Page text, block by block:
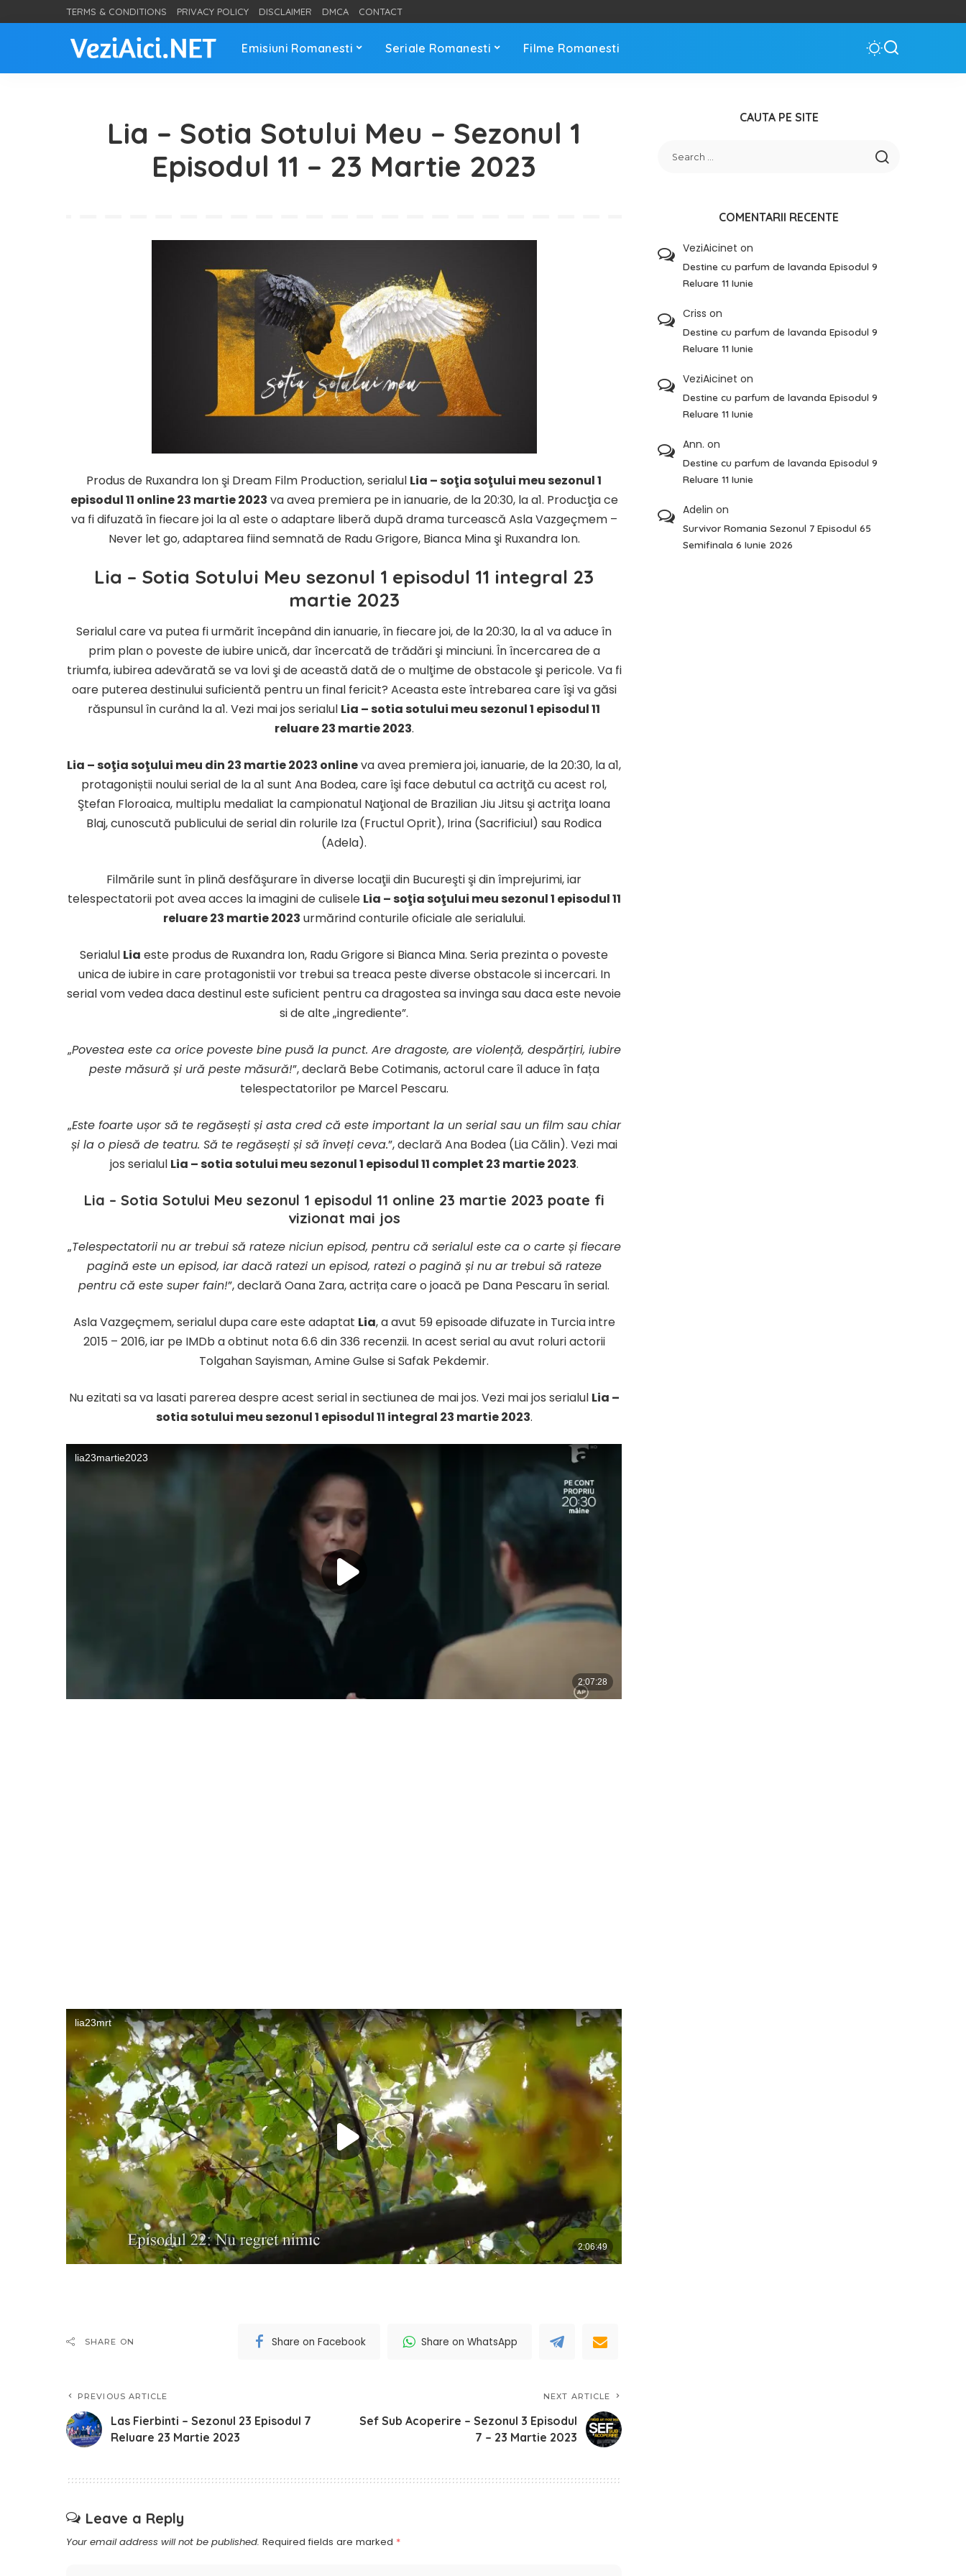
TERMS & CONDITIONS PRIVACY POLICY DISCLAIMER DMCA CONTACT
Emisiuni Romanesti Seriale Romanesti Filme Romanesti
Lia – Sotia Sotului Meu – Sezonul 1
Episodul 11 – 23 Martie 2023
Produs de Ruxandra Ion şi Dream Film Production, serialul Lia – soţia soţului meu sezonul 1
episodul 11 online 23 martie 2023 va avea premiera pe in ianuarie, de la 20:30, la a1. Producţia ce
va fi difuzată în fiecare joi la a1 este o adaptare liberă după drama turcească Asla Vazgeçmem –
Never let go, adaptarea fiind semnată de Radu Grigore, Bianca Mina şi Ruxandra Ion.
Lia – Sotia Sotului Meu sezonul 1 episodul 11 integral 23
martie 2023
Serialul care va putea fi urmărit începând din ianuarie, în fiecare joi, de la 20:30, la a1 va aduce în
prim plan o poveste de iubire unică, dar încercată de trădări şi minciuni. În încercarea de a
triumfa, iubirea adevărată se va lovi şi de această dată de o mulţime de obstacole şi pericole. Va fi
oare puterea destinului suficientă pentru un final fericit? Aceasta este întrebarea care îşi va găsi
răspunsul în curând la a1. Vezi mai jos serialul Lia – sotia sotului meu sezonul 1 episodul 11
reluare 23 martie 2023.
Lia – soţia soţului meu din 23 martie 2023 onlineva avea premiera joi, ianuarie, de la 20:30, la a1,
protagoniștii noului serial de la a1 sunt Ana Bodea, care îşi face debutul ca actriţă cu acest rol,
Ştefan Floroaica, multiplu medaliat la campionatul Naţional de Brazilian Jiu Jitsu şi actriţa Ioana
Blaj, cunoscută publicului de serial din rolurile Iza (Fructul Oprit), Irina (Sacrificiul) sau Rodica
(Adela).
Filmările sunt în plină desfăşurare în diverse locaţii din Bucureşti şi din împrejurimi, iar
telespectatorii pot avea acces la imagini de culisele Lia –soţia soţului meusezonul 1 episodul 11
reluare 23 martie 2023 urmărind conturile oficiale ale serialului.
Serialul Lia este produs de Ruxandra Ion, Radu Grigore si Bianca Mina. Seria prezinta o poveste
unica de iubire in care protagonistii vor trebui sa treaca peste diverse obstacole si incercari. In
serial vom vedea daca destinul este suficient pentru ca dragostea sa invinga sau daca este nevoie
si de alte „ingrediente”.
„Povestea este ca orice poveste bine pusă la punct. Are dragoste, are violență, despărțiri, iubire
peste măsură și ură peste măsură!”, declară Bebe Cotimanis, actorul care îl aduce în fața
telespectatorilor pe Marcel Pescaru.
„Este foarte ușor să te regăsești și asta cred că este important la un serial sau un film sau chiar
și la o piesă de teatru. Să te regăsești și să înveți ceva.”, declară Ana Bodea (Lia Călin). Vezi mai
jos serialul Lia – sotia sotului meu sezonul 1 episodul 11 complet 23 martie 2023.
Lia – Sotia Sotului Meu sezonul 1 episodul 11 online 23 martie 2023 poate fi
vizionat mai jos
„Telespectatorii nu ar trebui să rateze niciun episod, pentru că serialul este ca o carte și fiecare
pagină este un episod, iar dacă ratezi un episod, ratezi o pagină și nu ar trebui să rateze
pentru că este super fain!”, declară Oana Zara, actrița care o joacă pe Dana Pescaru în serial.
Asla Vazgeçmem, serialul dupa care este adaptat Lia, a avut 59 episoade difuzate in Turcia intre
2015 – 2016, iar pe IMDb a obtinut nota 6.6 din 336 recenzii. In acest serial au avut roluri actorii
Tolgahan Sayisman, Amine Gulse si Safak Pekdemir.
Nu ezitati sa va lasati parerea despre acest serial in sectiunea de mai jos. Vezi mai jos serialul Lia –
sotia sotului meu sezonul 1 episodul 11 integral 23 martie 2023.
SHARE ON Share on Facebook Share on WhatsApp
PREVIOUS ARTICLE
Las Fierbinti – Sezonul 23 Episodul 7
Reluare 23 Martie 2023
NEXT ARTICLE
Sef Sub Acoperire – Sezonul 3 Episodul
7 – 23 Martie 2023
Leave a Reply
Your email address will not be published. Required fields are marked *
CAUTA PE SITE
COMENTARII RECENTE
VeziAicinet on
Destine cu parfum de lavanda Episodul 9
Reluare 11 Iunie
Criss on
Destine cu parfum de lavanda Episodul 9
Reluare 11 Iunie
VeziAicinet on
Destine cu parfum de lavanda Episodul 9
Reluare 11 Iunie
Ann. on
Destine cu parfum de lavanda Episodul 9
Reluare 11 Iunie
Adelin on
Survivor Romania Sezonul 7 Episodul 65
Semifinala 6 Iunie 2026